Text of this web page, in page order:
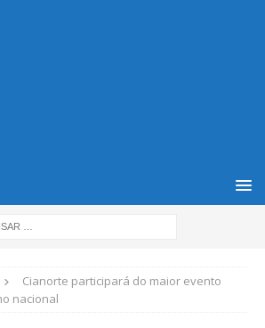
Cianorte participará do maior evento
nacional